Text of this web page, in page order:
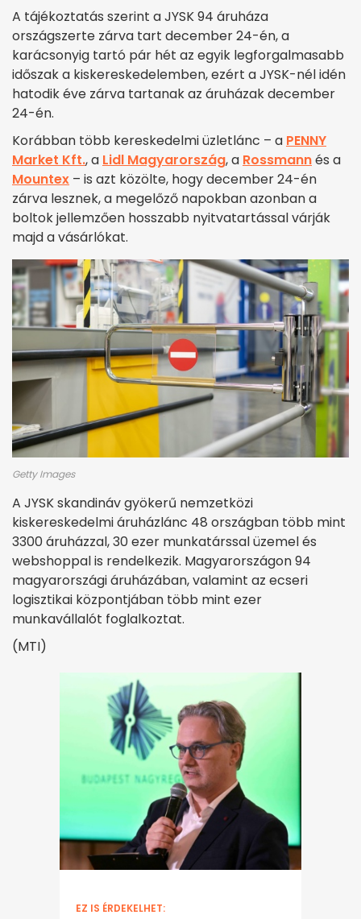
A tájékoztatás szerint a JYSK 94 áruháza
országszerte zárva tart december 24-én, a
karácsonyig tartó pár hét az egyik legforgalmasabb
időszak a kiskereskedelemben, ezért a JYSK-nél idén
hatodik éve zárva tartanak az áruházak december
24-én.
Korábban több kereskedelmi üzletlánc – a PENNY
Market Kft., a Lidl Magyarország, a Rossmannés a
Mountex – is azt közölte, hogy december 24-én
zárva lesznek, a megelőző napokban azonban a
boltok jellemzően hosszabb nyitvatartással várják
majd a vásárlókat.
Getty Images
A JYSK skandináv gyökerű nemzetközi
kiskereskedelmi áruházlánc 48 országban több mint
3300 áruházzal, 30 ezer munkatárssal üzemel és
webshoppal is rendelkezik. Magyarországon 94
magyarországi áruházában, valamint az ecseri
logisztikai központjában több mint ezer
munkavállalót foglalkoztat.
(MTI)
EZ IS ÉRDEKELHET: